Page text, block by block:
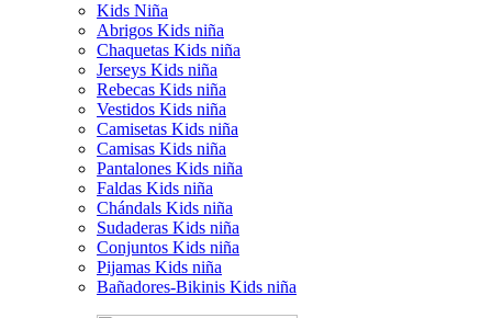
Kids Niña
Abrigos Kids niña
Chaquetas Kids niña
Jerseys Kids niña
Rebecas Kids niña
Vestidos Kids niña
Camisetas Kids niña
Camisas Kids niña
Pantalones Kids niña
Faldas Kids niña
Chándals Kids niña
Sudaderas Kids niña
Conjuntos Kids niña
Pijamas Kids niña
Bañadores-Bikinis Kids niña